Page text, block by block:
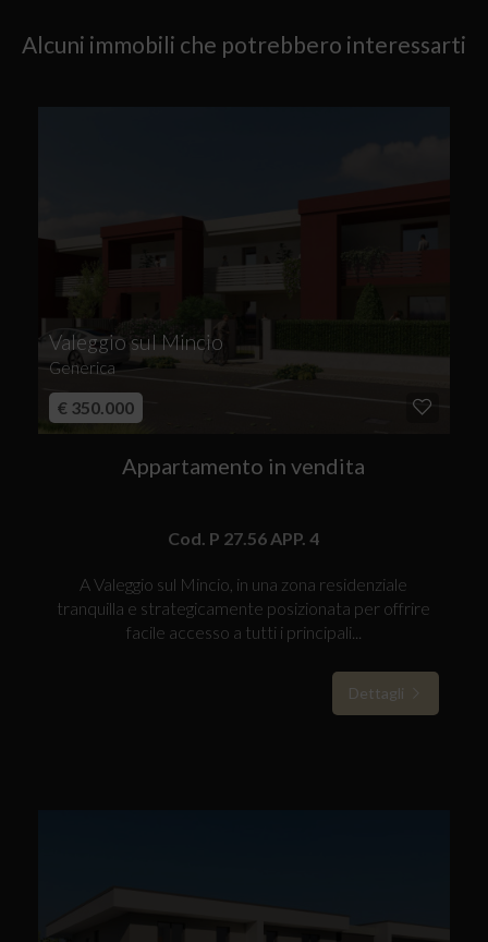
Alcuni immobili che potrebbero interessarti
Valeggio sul Mincio
Generica
€ 350.000
Appartamento in vendita
Cod. P 27.56 APP. 4
A Valeggio sul Mincio, in una zona residenziale
tranquilla e strategicamente posizionata per offrire
facile accesso a tutti i principali...
Dettagli